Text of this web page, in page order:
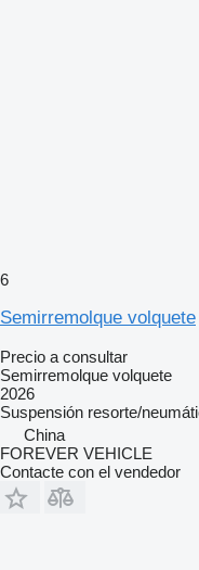
6
Semirremolque volquete
Precio a consultar
Semirremolque volquete
2026
Suspensión resorte/
China
FOREVER VEHICLE
Contacte con el vendedor